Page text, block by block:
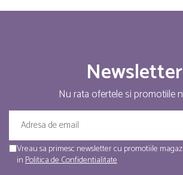
Newsletter
Nu rata ofertele si promotiile
Vreau sa primesc newsletter cu promotiile
inPolitica de Confidentialitate